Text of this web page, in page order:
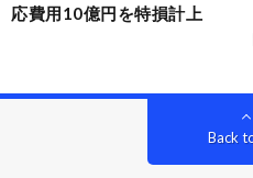
応費用10億円を特損計上
Back